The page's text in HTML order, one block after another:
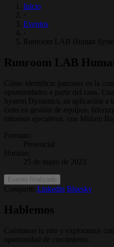
Inicio
›
Eventos
›
Runroom LAB Human
Runroom LAB
Cómo identificar patrones en la
oportunidades a partir del caos.
System Dynamics, su aplicación a
éxito en gestión de equipos,
entornos ejecutivos, con Miriam
Formato
Presencial
Horario
25 de mayo de 2023
Evento finalizado
Compartir: Linkedin Bluesky
Hablemos
Cuéntanos tu reto y exploramos
oportunidad de crecimiento.